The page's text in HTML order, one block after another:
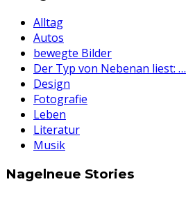
Alltag
Autos
bewegte Bilder
Der Typ von Nebenan liest: …
Design
Fotografie
Leben
Literatur
Musik
Nagelneue Stories